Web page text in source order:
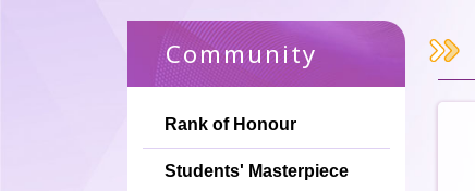
Community
Rank of Honour
Students' Masterpiece